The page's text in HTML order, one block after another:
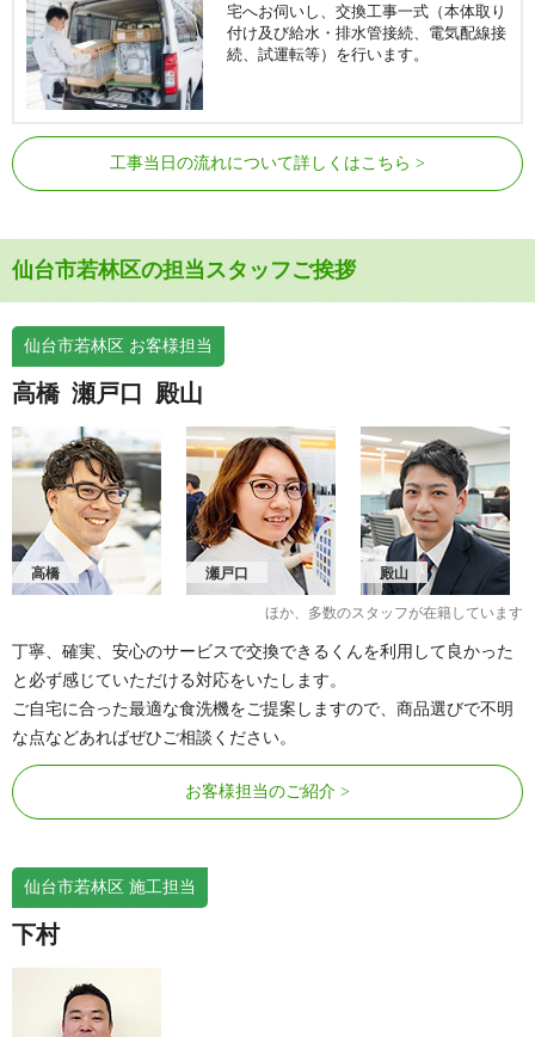
宅へお伺いし、交換工事一式（本体取り
付け及び給水・排水管接続、電気配線接
続、試運転等）を行います。
工事当日の流れについて詳しくはこちら
仙台市若林区の担当スタッフご挨拶
仙台市若林区 お客様担当
高橋 瀬戸口 殿山
高橋 瀬戸口 殿山
ほか、多数のスタッフが在籍しています
丁寧、確実、安心のサービスで交換できるくんを利用して良かった
と必ず感じていただける対応をいたします。
ご自宅に合った最適な食洗機をご提案しますので、商品選びで不明
な点などあればぜひご相談ください。
お客様担当のご紹介
仙台市若林区 施工担当
下村